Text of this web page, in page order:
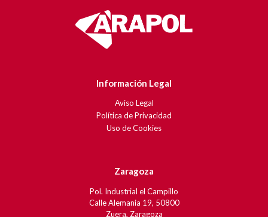
Información Legal
Aviso Legal
Política de Privacidad
Uso de Cookies
Zaragoza
Pol. Industrial el Campillo
Calle Alemania 19, 50800
Zuera, Zaragoza